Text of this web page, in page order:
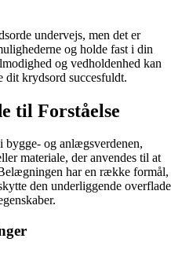
undervejs, men det er
og holde fast i din
og vedholdenhed kan
krydsord succesfuldt.
til Forståelse
og anlægsverdenen,
materiale, der anvendes til at
har en række formål,
den underliggende overflade